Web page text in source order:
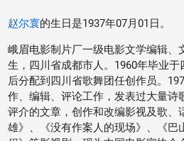
赵尔寰的生日是1937年07月01日。
峨眉电影制片厂一级电影文学编辑、
生，四川省成都市人。1960年毕业
后分配到四川省歌舞团任创作员。
作、编辑、评论工作，发表过大量诗
评介的文章，创作和改编影视及歌、
雄》、《没有作案人的现场》、《巴